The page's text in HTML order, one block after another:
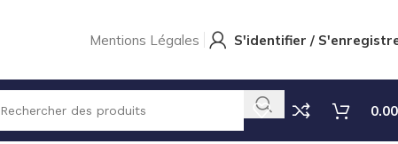
Mentions Légales S'identifier /
0.00
CLAPET INJECTION PVC/EPDM – E/S: 1/2 »Gf 1 »Gm